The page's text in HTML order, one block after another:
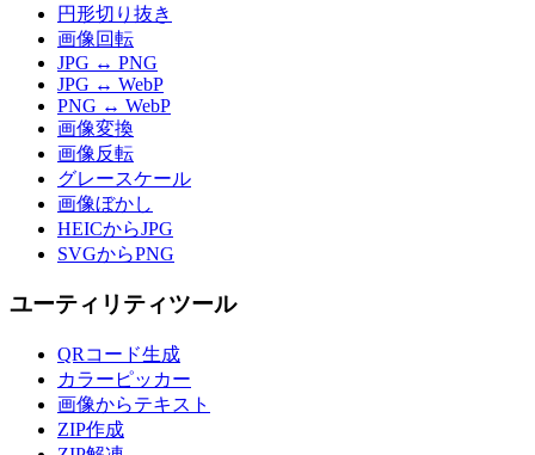
円形切り抜き
画像回転
JPG ↔ PNG
JPG ↔ WebP
PNG ↔ WebP
画像変換
画像反転
グレースケール
画像ぼかし
HEICからJPG
SVGからPNG
ユーティリティツール
QRコード生成
カラーピッカー
画像からテキスト
ZIP作成